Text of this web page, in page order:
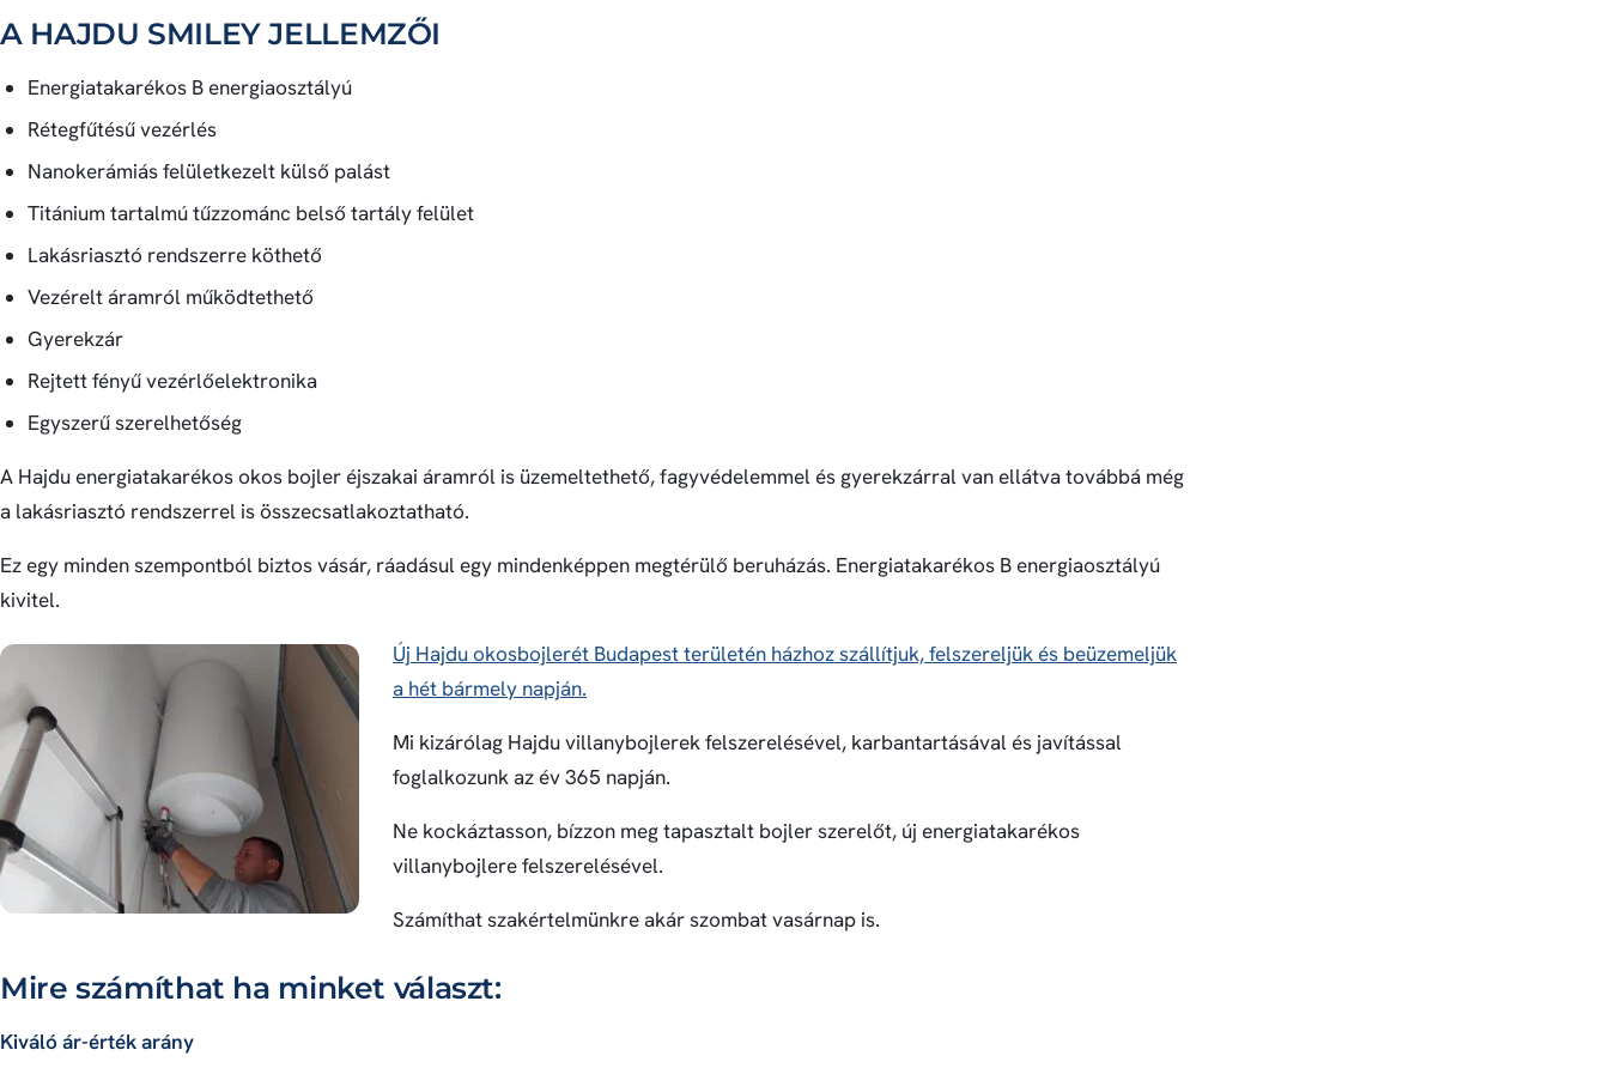
A HAJDU SMILEY JELLEMZŐI
Energiatakarékos B energiaosztályú
Rétegfűtésű vezérlés
Nanokerámiás felületkezelt külső palást
Titánium tartalmú tűzzománc belső tartály felület
Lakásriasztó rendszerre köthető
Vezérelt áramról működtethető
Gyerekzár
Rejtett fényű vezérlőelektronika
Egyszerű szerelhetőség
A Hajdu energiatakarékos okos bojler éjszakai áramról is üzemeltethető, fagyvédelemmel és gyerekzárral van ellátva továbbá még
a lakásriasztó rendszerrel is összecsatlakoztatható.
Ez egy minden szempontból biztos vásár, ráadásul egy mindenképpen megtérülő beruházás. Energiatakarékos B energiaosztályú
kivitel.
Új Hajdu okosbojlerét Budapest területén házhoz szállítjuk, felszereljük és beüzemeljük
a hét bármely napján.
Mi kizárólag Hajdu villanybojlerek felszerelésével, karbantartásával és javítással
foglalkozunk az év 365 napján.
Ne kockáztasson, bízzon meg tapasztalt bojler szerelőt, új energiatakarékos
villanybojlere felszerelésével.
Számíthat szakértelmünkre akár szombat vasárnap is.
Mire számíthat ha minket választ:
Kiváló ár-érték arány